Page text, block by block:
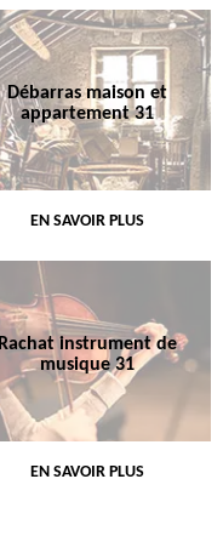
Débarras maison et
appartement 31
EN SAVOIR PLUS
Rachat instrument de
musique 31
EN SAVOIR PLUS